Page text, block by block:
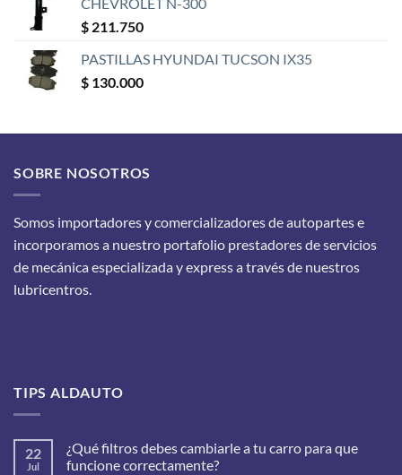
$ 211.750
PASTILLAS HYUNDAI TUCSON IX35
$ 130.000
SOBRE NOSOTROS
Somos importadores y comercializadores de autopartes e
incorporamos a nuestro portafolio prestadores de servicios
de mecánica especializada y express a través de nuestros
lubricentros.
TIPS ALDAUTO
22
Jul
¿Qué filtros debes cambiarle a tu carro para que
funcione correctamente?